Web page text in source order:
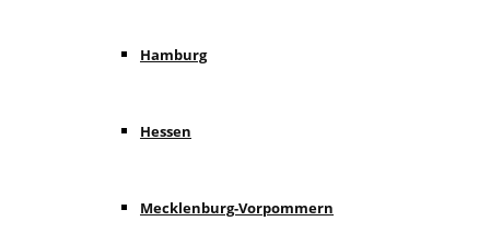
Hamburg
Hessen
Mecklenburg-Vorpommern